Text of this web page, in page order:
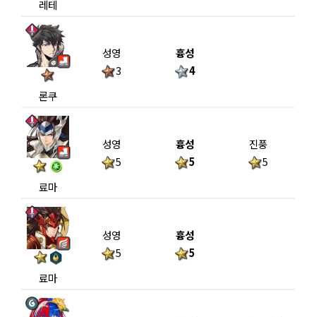
레테
론쿠
성영
3
흉성
4
료마
성영
5
흉성
5
진풍
5
료마
성영
5
흉성
5